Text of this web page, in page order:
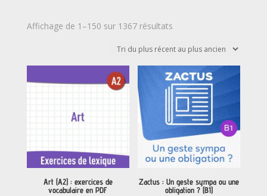
Affichage de 1–150 sur 1367 résultatsTrié
plus
récent
au
plus
ancien
Art (A2) : exercices de
vocabulaire en PDF
Zactus : Un geste sympa ou une
obligation ? (B1)